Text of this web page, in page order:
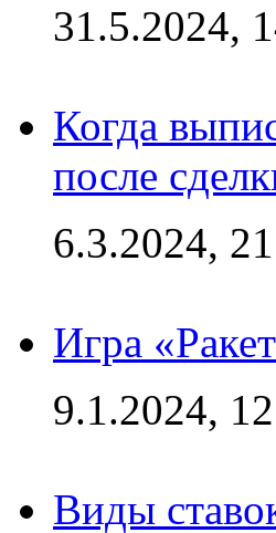
31.5.2024,
Когда
после
6.3.2024,
Игра
9.1.2024,
Виды